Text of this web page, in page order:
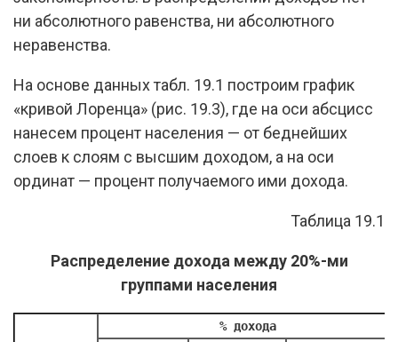
ни абсолютного равенства, ни абсолютного
неравенства.
На основе данных табл. 19.1 построим график
«кривой Лоренца» (рис. 19.3), где на оси абсцисс
нанесем процент населения — от беднейших
слоев к слоям с высшим доходом, а на оси
ординат — процент получаемого ими дохода.
Таблица 19.1
Распределение дохода между 20%-ми
группами населения
% дохода